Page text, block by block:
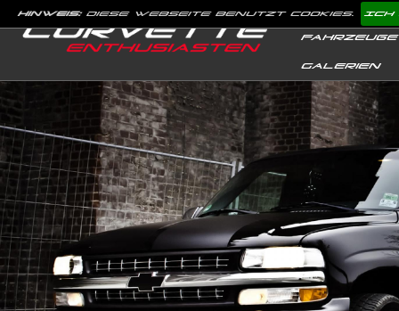
Hinweis:Diese Webseite benutzt Cookies. Ich
Fahrzeuge
Galerien